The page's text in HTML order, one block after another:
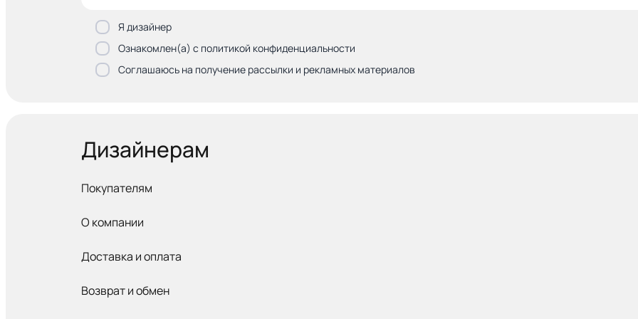
Я дизайнер
Ознакомлен(а) с политикой конфиденциальности
Соглашаюсь на получение рассылки и рекламных материалов
Дизайнерам
Покупателям
О компании
Доставка и оплата
Возврат и обмен